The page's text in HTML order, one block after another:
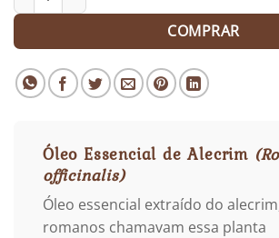
COMPRAR
Óleo Essencial de Alecrim
officinalis)
Óleo essencial extraído do
romanos chamavam essa planta